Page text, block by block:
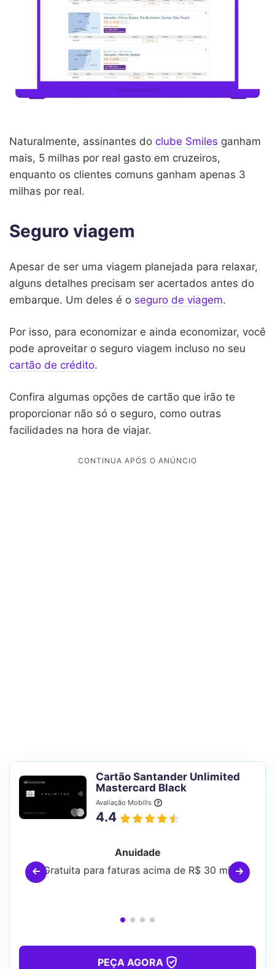
Naturalmente, assinantes do clube Smiles ganham
mais, 5 milhas por real gasto em cruzeiros,
enquanto os clientes comuns ganham apenas 3
milhas por real.
Seguro viagem
Apesar de ser uma viagem planejada para relaxar,
alguns detalhes precisam ser acertados antes do
embarque. Um deles é o seguro de viagem.
Por isso, para economizar e ainda economizar, você
pode aproveitar o seguro viagem incluso no seu
cartão de crédito.
Confira algumas opções de cartão que irão te
proporcionar não só o seguro, como outras
facilidades na hora de viajar.
Cartão Santander Unlimited
Mastercard Black
Avaliação Mobills
4.4
Anuidade
Gratuita para faturas acima de R$ 30 mil
PEÇA AGORA